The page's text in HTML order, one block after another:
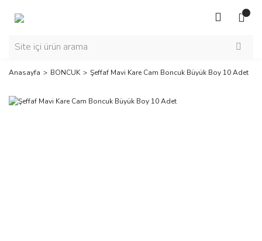
Anasayfa BONCUK Şeffaf Mavi Kare Cam Boncuk Büyük Boy 10 Adet